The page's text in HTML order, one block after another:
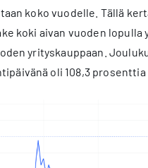
koko vuodelle. Tällä
koki aivan vuoden
yrityskauppaan.
oli 108,3